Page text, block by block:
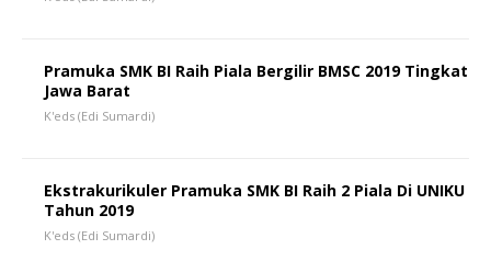
Pramuka SMK BI Raih Piala Bergilir BMSC 2019 Tingkat
Jawa Barat
K'eds (Edi Sumardi)
Ekstrakurikuler Pramuka SMK BI Raih 2 Piala Di UNIKU
Tahun 2019
K'eds (Edi Sumardi)